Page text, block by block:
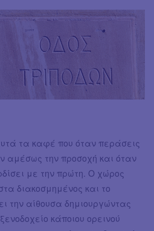
τα καφέ που όταν περάσεις
αμέσως την προσοχή και όταν
με την πρώτη. Ο χώρος
διακοσμημένος και το
την αίθουσα δημιουργώντας
κάποιου ορεινού